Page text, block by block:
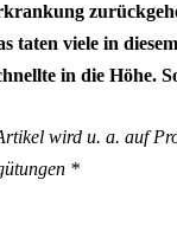
taten viele in
in die Höhe.
wird u. a. auf
*